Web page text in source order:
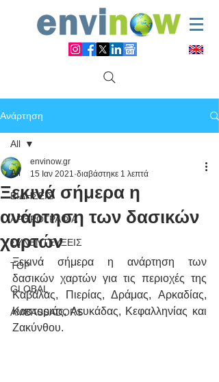
Ανάρτηση
All
ΕΙΔΗΣΕΙΣ
ΑΡΘΡΟΓΡΑΦΙΑ
ΣΥΝΕΝΤΕΥΞΕΙΣ
TOP
GLOBAL
AMBASSADORS
All
Ξεκινά σήμερα η
ανάρτηση των δασικών
χαρτών
envinow.gr
15 Ιαν 2021 διαβάστηκε 1 λεπτά
Ξεκινά σήμερα η ανάρτηση των
δασικών χαρτών για τις περιοχές της
Καβάλας, Πιερίας, Δράμας, Αρκαδίας,
Καστοριάς, Λευκάδας, Κεφαλληνίας και
Ζακύνθου.